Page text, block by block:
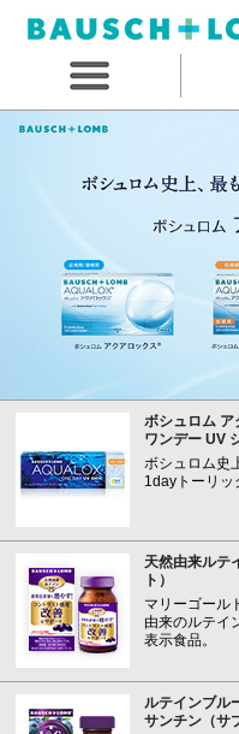
ボシュロム ア
ワンデー UV
ボシュロム史
1dayトーリッ
天然由来ルテ
ト）
マリーゴール
由来のルテイ
表示食品。
ルテインブル
サンチン（サ